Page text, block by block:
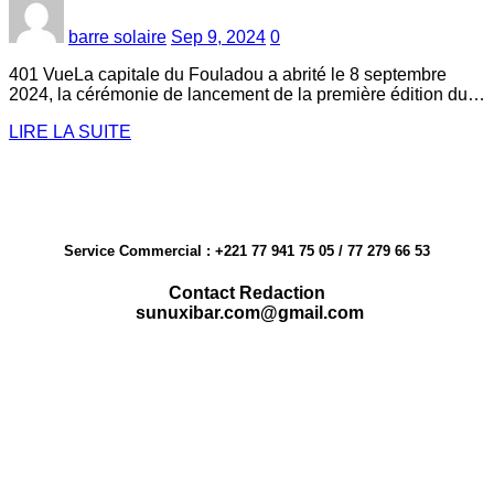
barre solaire Sep 9, 2024 0
401 VueLa capitale du Fouladou a abrité le 8 septembre
2024, la cérémonie de lancement de la première édition du…
LIRE LA SUITE
Service Commercial : +221 77 941 75 05 / 77 279 66 53
Contact Redaction
sunuxibar.com@gmail.com